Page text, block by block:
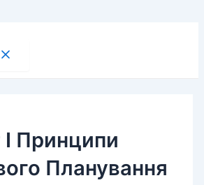
І Принципи
Планування